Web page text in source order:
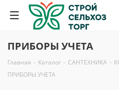
ПРИБОРЫ УЧЕТА
Главная - Каталог - САНТЕХНИКА -
ПРИБОРЫ УЧЕТА